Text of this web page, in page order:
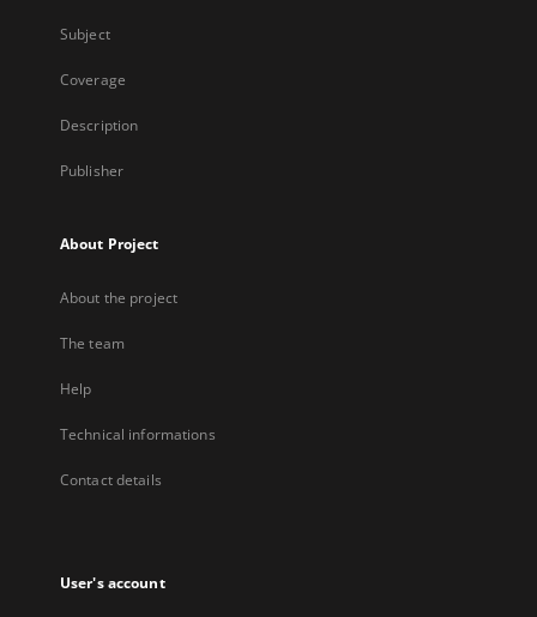
Subject
Coverage
Description
Publisher
About Project
About the project
The team
Help
Technical informations
Contact details
User's account